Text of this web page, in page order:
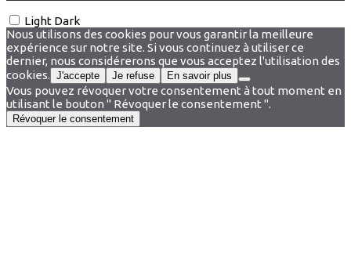
Light Dark
Nous utilisons des cookies pour vous garantir la meilleure
expérience sur notre site. Si vous continuez à utiliser ce
dernier, nous considérerons que vous acceptez l'utilisation des
cookies. J'accepte Je refuse En savoir plus
Vous pouvez révoquer votre consentement à tout moment en
utilisant le bouton " Révoquer le consentement ".
Révoquer le consentement